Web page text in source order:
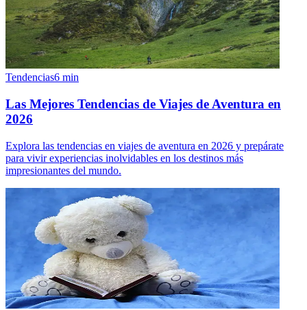
Tendencias6 min
Las Mejores Tendencias de Viajes de Aventura en
2026
Explora las tendencias en viajes de aventura en 2026 y prepárate
para vivir experiencias inolvidables en los destinos más
impresionantes del mundo.